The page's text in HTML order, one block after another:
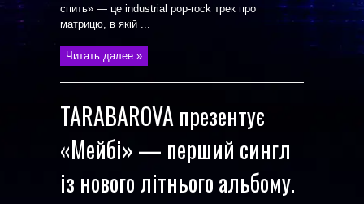
спить» — це industrial pop-rock трек про
матрицю, в якій ...
Читать далее »
TARABAROVA презентує
«Мейбі» — перший сингл
із нового літнього альбому.